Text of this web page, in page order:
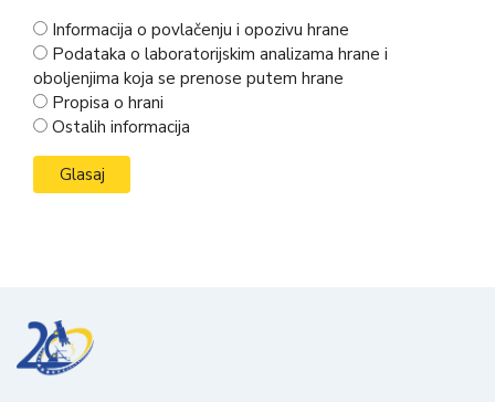
Informacija o povlačenju i opozivu hrane
Podataka o laboratorijskim analizama hrane i
oboljenjima koja se prenose putem hrane
Propisa o hrani
Ostalih informacija